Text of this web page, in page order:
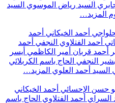
السيد رياض الموسوي السيد
المزيد…
أحمد الخيكاني أحمد
أحمد الفتلاوي النجفي أحمد
أحمد قربان أمير الكاظمي أيسر
بشير النجفي الحاج باسم الكربلائي
السيد أحمد العلوي المزيد…
حسن الإحسائي أحمد الخيكاني
السراي أحمد الفتلاوي الحاج باسم